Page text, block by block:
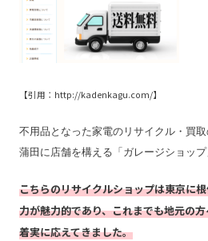
【引用：http://kadenkagu.com/】
不用品となった家電のリサイクル・買
蒲田に店舗を構える「ガレージショップ
こちらのリサイクルショップは東京に
力が魅力的であり、これまでも地元の
着実に応えてきました。